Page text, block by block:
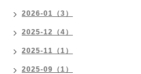
2026-01（3）
2025-12（4）
2025-11（1）
2025-09（1）